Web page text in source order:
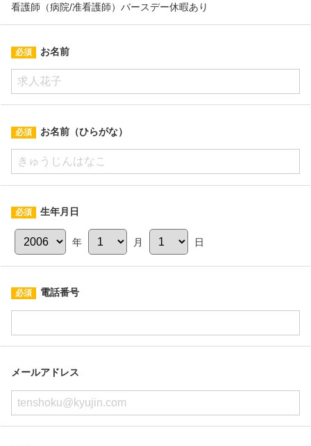
看護師（病院/准看護師）バースデー休暇あり
お名前
お名前（ひらがな）
生年月日
年 月 日
電話番号
メールアドレス